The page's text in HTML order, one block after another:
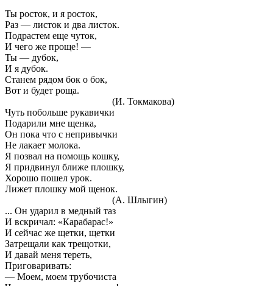
Ты росток, и я росток,
Раз — листок и два листок.
Подрастем еще чуток,
И чего же проще! —
Ты — дубок,
И я дубок.
Станем рядом бок о бок,
Вот и будет роща.
(И. Токмакова)
Чуть побольше рукавички
Подарили мне щенка,
Он пока что с непривычки
Не лакает молока.
Я позвал на помощь кошку,
Я придвинул ближе плошку,
Хорошо пошел урок.
Лижет плошку мой щенок.
(А. Шлыгин)
... Он ударил в медный таз
И вскричал: «Карабарас!»
И сейчас же щетки, щетки
Затрещали как трещотки,
И давай меня тереть,
Приговаривать:
— Моем, моем трубочиста